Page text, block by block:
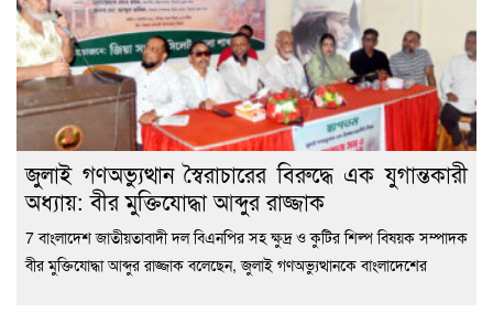
জুলাই গণঅভ্যুত্থান স্বৈরাচারের বিরুদ্ধে এক যুগান্তকারী
অধ্যায়: বীর মুক্তিযোদ্ধা আব্দুর রাজ্জাক
7 বাংলাদেশ জাতীয়তাবাদী দল বিএনপির সহ ক্ষুদ্র ও কুটির শিল্প বিষয়ক সম্পাদক
বীর মুক্তিযোদ্ধা আব্দুর রাজ্জাক বলেছেন, জুলাই গণঅভ্যুত্থানকে বাংলাদেশের